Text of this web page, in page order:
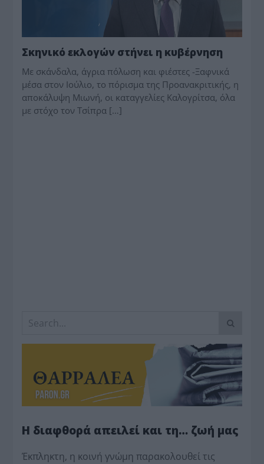
Σκηνικό εκλογών στήνει η κυβέρνηση
Με σκάνδαλα, άγρια πόλωση και φιέστες -Ξαφνικά
μέσα στον Ιούλιο, το πόρισμα της Προανακριτικής, η
αποκάλυψη Μιωνή, οι καταγγελίες Καλογρίτσα, όλα
με στόχο τον Τσίπρα […]
Η διαφθορά απειλεί και τη… ζωή μας
Έκπληκτη, η κοινή γνώμη παρακολουθεί τις